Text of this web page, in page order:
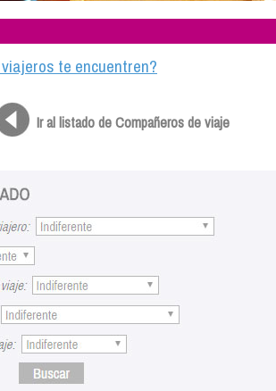
te encuentren?
Ir al listado de Compañeros de viaje